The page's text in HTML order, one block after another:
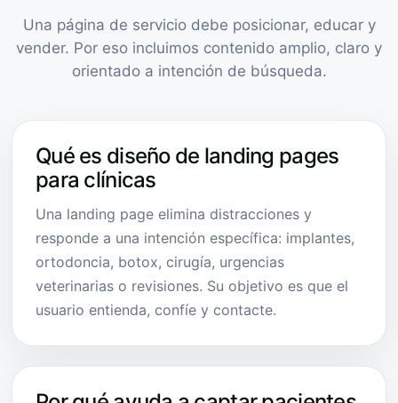
Una página de servicio debe posicionar, educar y
vender. Por eso incluimos contenido amplio, claro y
orientado a intención de búsqueda.
Qué es diseño de landing pages
para clínicas
Una landing page elimina distracciones y
responde a una intención específica: implantes,
ortodoncia, botox, cirugía, urgencias
veterinarias o revisiones. Su objetivo es que el
usuario entienda, confíe y contacte.